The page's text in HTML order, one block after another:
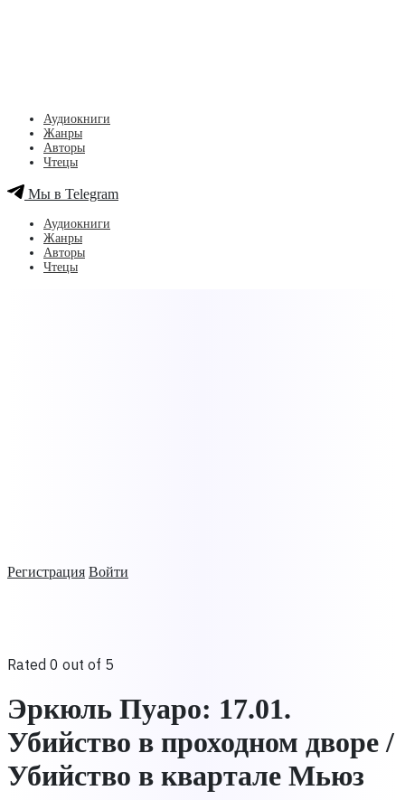
Регистрация Войти
Аудиокниги
Жанры
Авторы
Чтецы
Мы в Telegram
Аудиокниги
Жанры
Авторы
Чтецы
Rated 0 out of 5
Эркюль Пуаро: 17.01.
Убийство в проходном дворе /
Убийство в квартале Мьюз